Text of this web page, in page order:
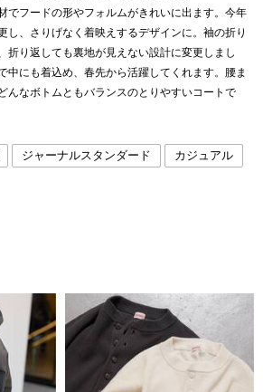
でフードの形やフォルムがきれいに出ます。今年
し、さりげなく着映えするデザインに。袖の折り
折り返しても裏地が見えない設計に変更しまし
中にも着込め、春先から活躍してくれます。腰ま
んなボトムともバランスのとりやすいコートで
ジャーナルスタンダード カジュアル